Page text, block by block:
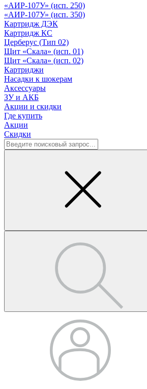
«АИР-107У» (исп. 250)
«АИР-107У» (исп. 350)
Картридж ДЭК
Картридж КС
Церберус (Тип 02)
Щит «Скала» (исп. 01)
Щит «Скала» (исп. 02)
Картриджи
Насадки к шокерам
Аксессуары
ЗУ и АКБ
Акции и скидки
Где купить
Акции
Скидки